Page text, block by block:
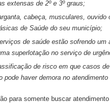
extensas de 2º e 3º graus;
cabeça, musculares, ouvido
de Saúde do seu município;
de saúde estão sofrendo um
superlotação no serviço de
de risco em que casos
pode haver demora no
para somente buscar